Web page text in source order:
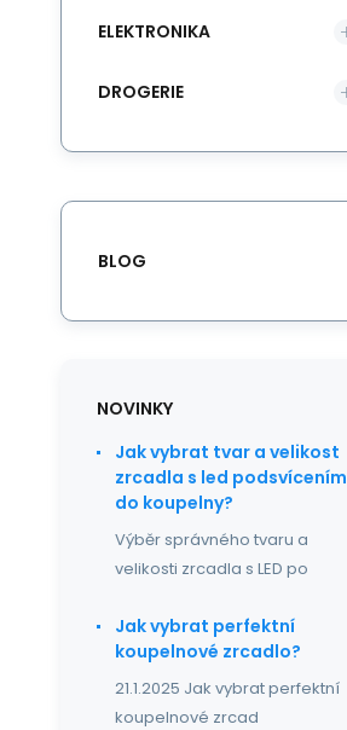
ELEKTRONIKA
DROGERIE
BLOG
NOVINKY
Jak vybrat tvar a velikost
zrcadla s led podsvícením
do koupelny?
Výběr správného tvaru a
velikosti zrcadla s LED po
Jak vybrat perfektní
koupelnové zrcadlo?
21.1.2025 Jak vybrat perfektní
koupelnové zrcad